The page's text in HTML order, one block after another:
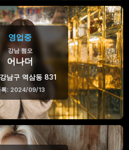
영업중
강남 쩜오
어나더
남구 역삼동 831
록: 2024/09/13